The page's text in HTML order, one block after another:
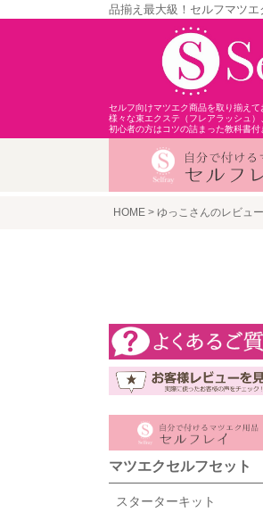
品揃え最大級！セルフマツ
セルフ向けマツエク商品を取り揃えて
様々な束エクステ（フレアラッシュ）
初心者の方はコツの詰まった教科書付
HOME ゆっこさんのレビュー
マツエクセルフセット
スターターキット